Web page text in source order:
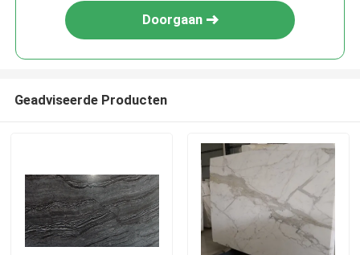
Doorgaan
Geadviseerde Producten